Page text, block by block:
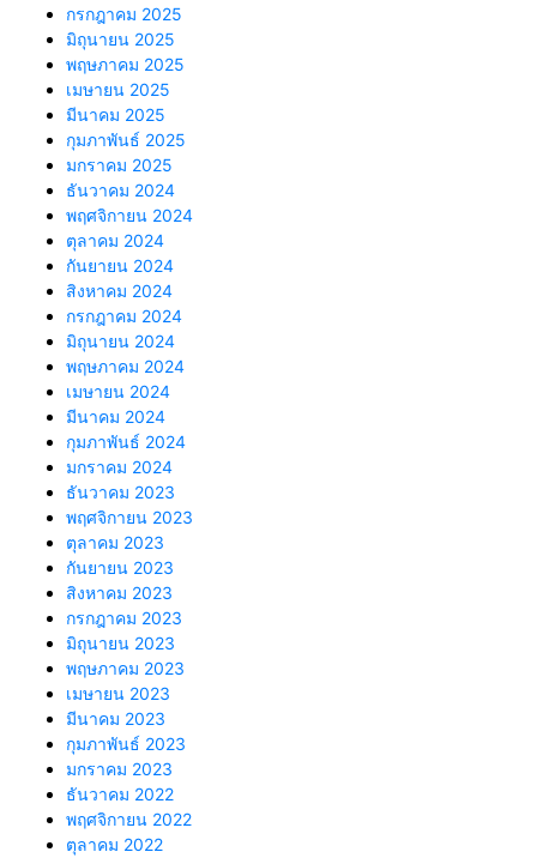
กรกฎาคม 2025
มิถุนายน 2025
พฤษภาคม 2025
เมษายน 2025
มีนาคม 2025
กุมภาพันธ์ 2025
มกราคม 2025
ธันวาคม 2024
พฤศจิกายน 2024
ตุลาคม 2024
กันยายน 2024
สิงหาคม 2024
กรกฎาคม 2024
มิถุนายน 2024
พฤษภาคม 2024
เมษายน 2024
มีนาคม 2024
กุมภาพันธ์ 2024
มกราคม 2024
ธันวาคม 2023
พฤศจิกายน 2023
ตุลาคม 2023
กันยายน 2023
สิงหาคม 2023
กรกฎาคม 2023
มิถุนายน 2023
พฤษภาคม 2023
เมษายน 2023
มีนาคม 2023
กุมภาพันธ์ 2023
มกราคม 2023
ธันวาคม 2022
พฤศจิกายน 2022
ตุลาคม 2022